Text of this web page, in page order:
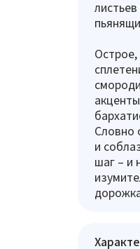
Острое,
Словно
и
шаг – и